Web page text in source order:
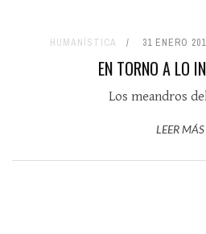
HUMANÍSTICA 31 ENERO
EN TORNO A LO
Los meandros
LEER MÁS